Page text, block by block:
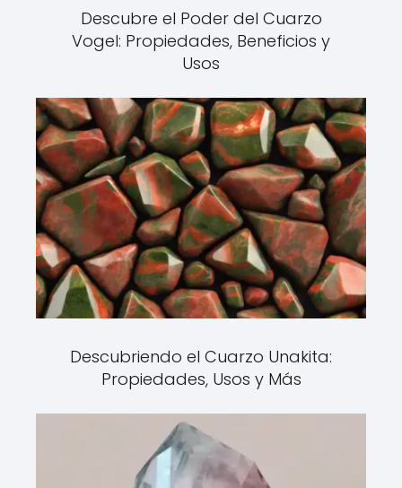
Descubre el Poder del Cuarzo
Vogel: Propiedades, Beneficios y
Usos
Descubriendo el Cuarzo Unakita:
Propiedades, Usos y Más